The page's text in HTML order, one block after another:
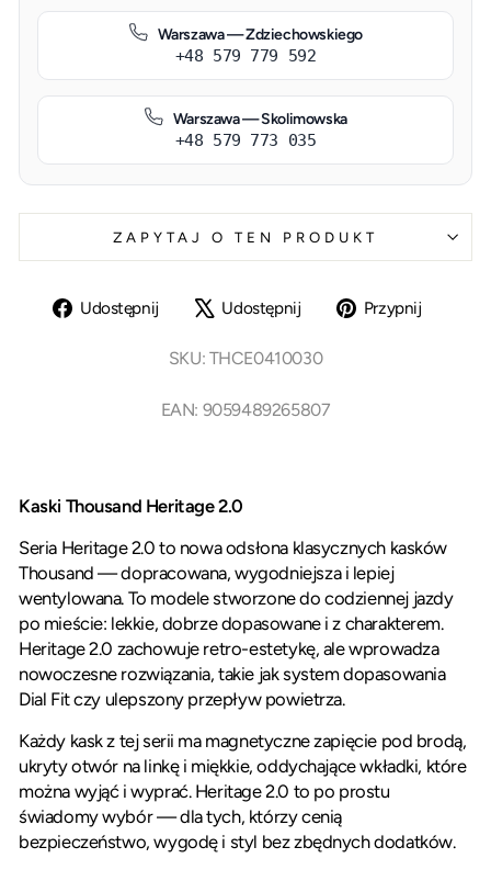
Warszawa — Zdziechowskiego
+48 579 779 592
Warszawa — Skolimowska
+48 579 773 035
ZAPYTAJ O TEN PRODUKT
Udostępnij
Udostępnij
Facebooku
Udostępnij
Tweetnij
X
Przypnij
SKU: THCE0410030
EAN: 9059489265807
Kaski Thousand Heritage 2.0
Seria Heritage 2.0 to nowa odsłona klasycznych kasków
Thousand — dopracowana, wygodniejsza i lepiej
wentylowana. To modele stworzone do codziennej jazdy
po mieście: lekkie, dobrze dopasowane i z charakterem.
Heritage 2.0 zachowuje retro-estetykę, ale wprowadza
nowoczesne rozwiązania, takie jak system dopasowania
Dial Fit czy ulepszony przepływ powietrza.
Każdy kask z tej serii ma magnetyczne zapięcie pod brodą,
ukryty otwór na linkę i miękkie, oddychające wkładki, które
można wyjąć i wyprać. Heritage 2.0 to po prostu
świadomy wybór — dla tych, którzy cenią
bezpieczeństwo, wygodę i styl bez zbędnych dodatków.